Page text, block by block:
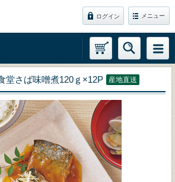
ログイン メニュー
堂さば味噌煮120ｇ×12P 産地直送